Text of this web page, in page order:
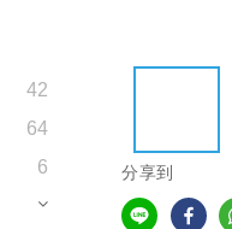
42
64
6
分享到